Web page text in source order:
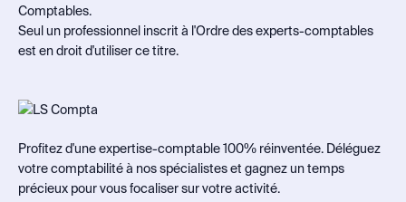
Comptables.
Seul un professionnel inscrit à l'Ordre des experts-comptables
est en droit d'utiliser ce titre.
Profitez d'une expertise-comptable 100% réinventée. Déléguez
votre comptabilité à nos spécialistes et gagnez un temps
précieux pour vous focaliser sur votre activité.